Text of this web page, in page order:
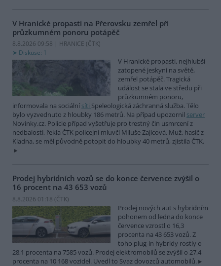
V Hranické propasti na Přerovsku zemřel při
průzkumném ponoru potápěč
8.8.2026 09:58 | HRANICE (ČTK)
Diskuse: 1
V Hranické propasti, nejhlubší
zatopené jeskyni na světě,
zemřel potápěč. Tragická
událost se stala ve středu při
průzkumném ponoru,
informovala na sociální síti Speleologická záchranná služba. Tělo
bylo vyzvednuto z hloubky 186 metrů. Na případ upozornil server
Novinky.cz. Policie případ vyšetřuje pro trestný čin usmrcení z
nedbalosti, řekla ČTK policejní mluvčí Miluše Zajícová. Muž, hasič z
Kladna, se měl původně potopit do hloubky 40 metrů, zjistila ČTK.
Prodej hybridních vozů se do konce července zvýšil o
16 procent na 43 653 vozů
8.8.2026 01:18 (ČTK)
Prodej nových aut s hybridním
pohonem od ledna do konce
července vzrostl o 16,3
procenta na 43 653 vozů. Z
toho plug-in hybridy rostly o
28,1 procenta na 7585 vozů. Prodej elektromobilů se zvýšil o 27,4
procenta na 10 168 vozidel. Uvedl to Svaz dovozců automobilů.